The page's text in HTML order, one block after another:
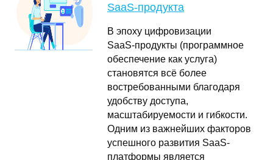
SaaS‑продукта
В эпоху цифровизации
SaaS‑продукты (программное
обеспечение как услуга)
становятся всё более
востребованными благодаря
удобству доступа,
масштабируемости и гибкости.
Одним из важнейших факторов
успешного развития SaaS-
платформы является